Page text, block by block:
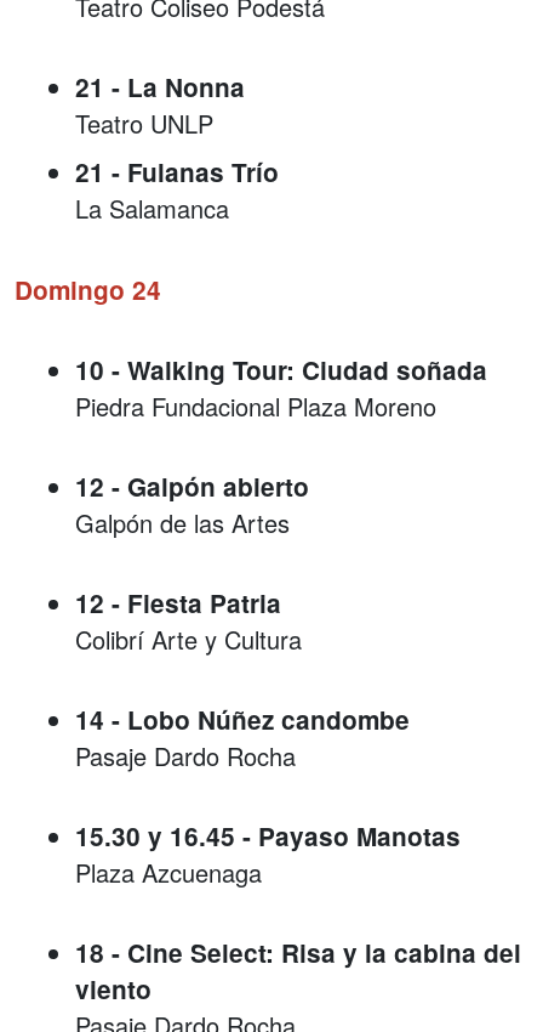
Teatro Coliseo Podestá
21 - La Nonna
Teatro UNLP
21 - Fulanas Trío
La Salamanca
Domingo 24
10 - Walking Tour: Ciudad soñada
Piedra Fundacional Plaza Moreno
12 - Galpón abierto
Galpón de las Artes
12 - Fiesta Patria
Colibrí Arte y Cultura
14 - Lobo Núñez candombe
Pasaje Dardo Rocha
15.30 y 16.45 - Payaso Manotas
Plaza Azcuenaga
18 - Cine Select: Risa y la cabina del
viento